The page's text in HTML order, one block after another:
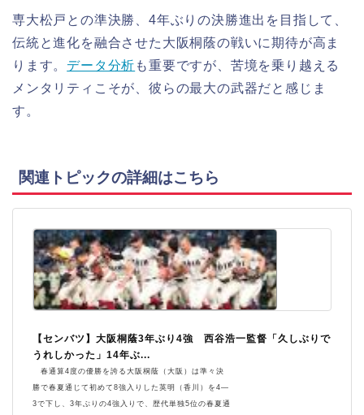
専大松戸との準決勝、4年ぶりの決勝進出を目指して、
伝統と進化を融合させた大阪桐蔭の戦いに期待が高ま
ります。 データ分析 も重要ですが、苦境を乗り越える
メンタリティこそが、彼らの最大の武器だと感じま
す。
関連トピックの詳細はこちら
【センバツ】大阪桐蔭3年ぶり4強 西谷浩一監督「久しぶりで
うれしかった」14年ぶ...
春通算4度の優勝を誇る大阪桐蔭（大阪）は準々決
勝で春夏通じて初めて8強入りした英明（香川）を4―
3で下し、3年ぶりの4強入りで、歴代単独5位の春夏通